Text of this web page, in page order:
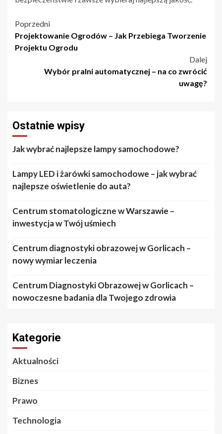
Nawigacja
wpisu
Poprzedni
Projektowanie Ogrodów – Jak Przebiega Tworzenie
Projektu Ogrodu
Dalej
Wybór pralni automatycznej – na co zwrócić
uwagę?
Ostatnie wpisy
Jak wybrać najlepsze lampy samochodowe?
Lampy LED i żarówki samochodowe – jak wybrać
najlepsze oświetlenie do auta?
Centrum stomatologiczne w Warszawie –
inwestycja w Twój uśmiech
Centrum diagnostyki obrazowej w Gorlicach –
nowy wymiar leczenia
Centrum Diagnostyki Obrazowej w Gorlicach –
nowoczesne badania dla Twojego zdrowia
Kategorie
Aktualności
Biznes
Prawo
Technologia